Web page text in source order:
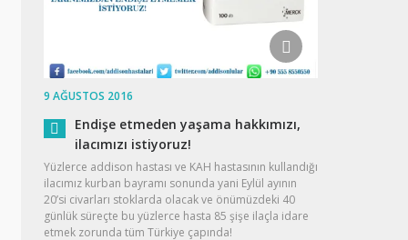
9 AĞUSTOS 2016
Endişe etmeden yaşama hakkımızı,
ilacımızı istiyoruz!
Yüzlerce addison hastası ve KAH hastasının kullandığı
ilacımız kurban bayramı sonunda yani Eylül ayının
20’si civarları stoklarda olacak ve önümüzdeki 40
günlük süreçte bu yüzlerce hasta 85 şişe ilaçla idare
etmek zorunda tüm Türkiye çapında!